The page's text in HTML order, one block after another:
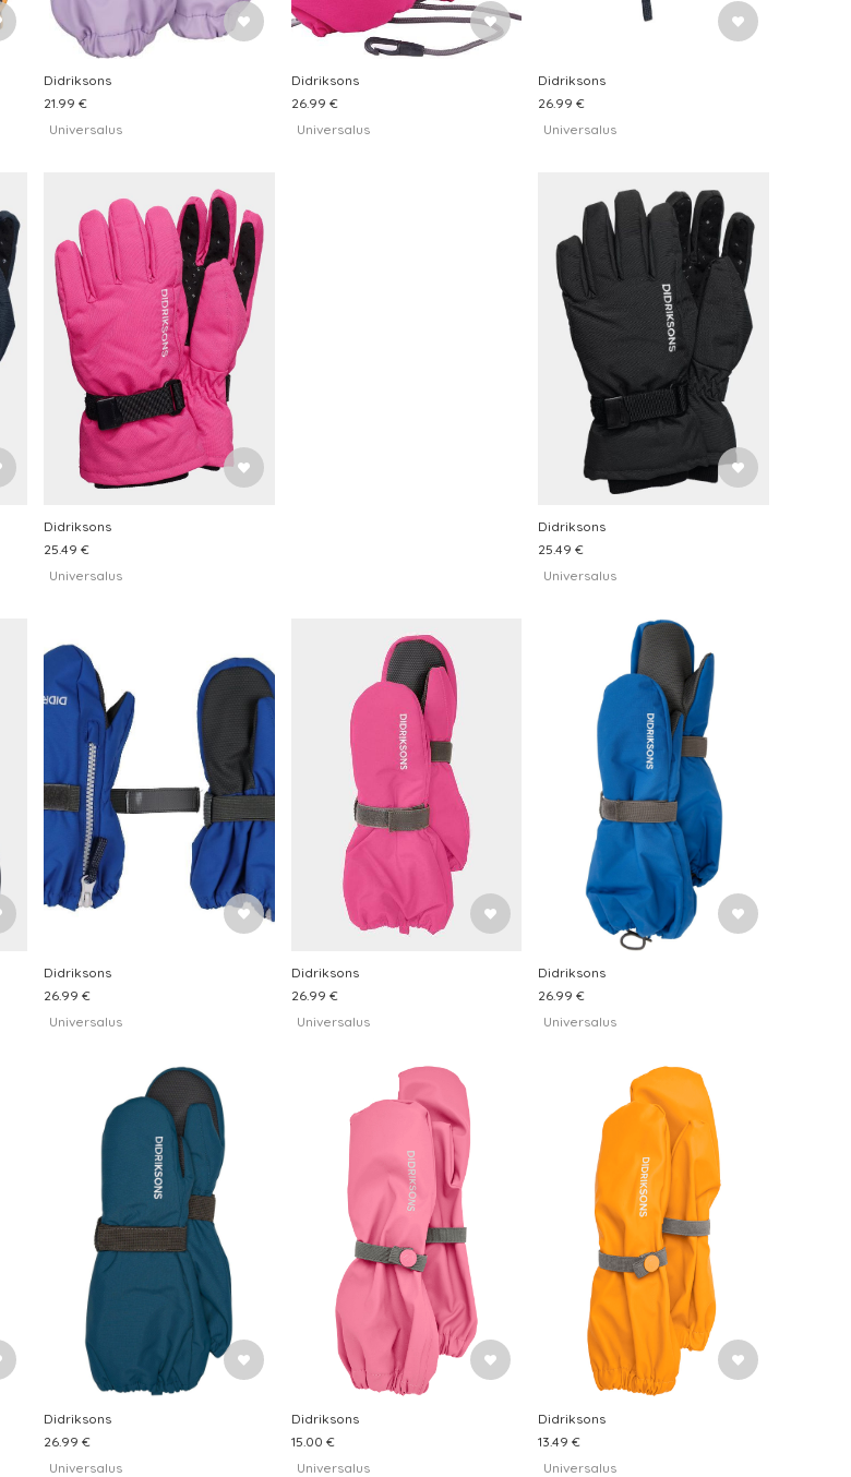
Didriksons
21.99 €
Universalus
Didriksons
26.99 €
Universalus
Didriksons
26.99 €
Universalus
Didriksons
25.49 €
Universalus
Didriksons
25.49 €
Universalus
Didriksons
26.99 €
Universalus
Didriksons
26.99 €
Universalus
Didriksons
26.99 €
Universalus
Didriksons
26.99 €
Universalus
Didriksons
15.00 €
Universalus
Didriksons
13.49 €
Universalus